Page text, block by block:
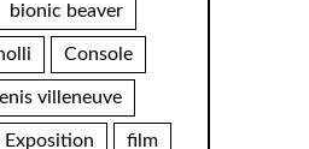
bionic beaver
Console
villeneuve
Exposition film